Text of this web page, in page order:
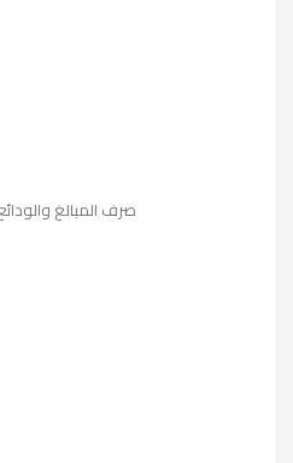
صرف المبالغ